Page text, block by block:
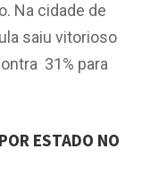
Na cidade de
saiu vitorioso
31% para